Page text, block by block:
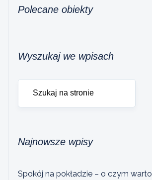
Polecane obiekty
Wyszukaj we wpisach
Najnowsze wpisy
Spokój na pokładzie – o czym warto